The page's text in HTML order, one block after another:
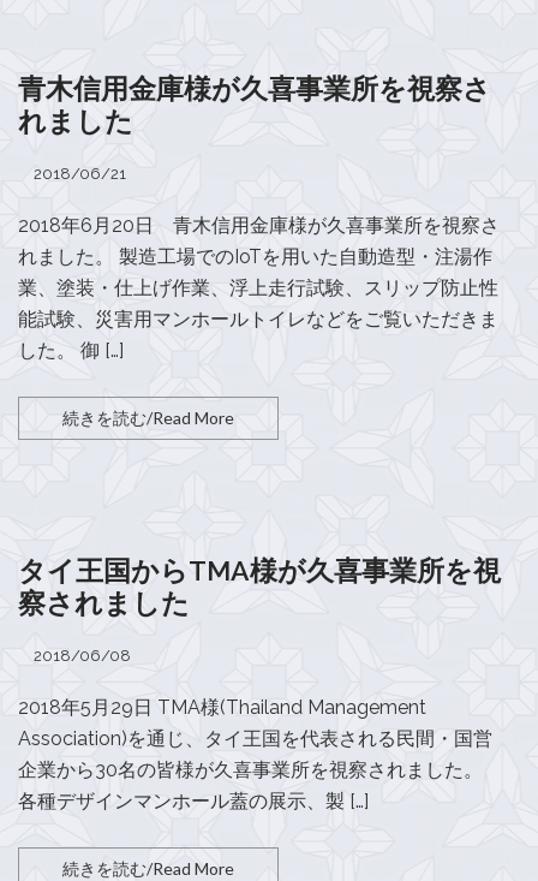
青木信用金庫様が久喜事業所を視察さ
れました
2018/06/21
2018年6月20日 青木信用金庫様が久喜事業所を視察さ
れました。 製造工場でのIoTを用いた自動造型・注湯作
業、塗装・仕上げ作業、浮上走行試験、スリップ防止性
能試験、災害用マンホールトイレなどをご覧いただきま
した。 御 […]
続きを読む/Read More
タイ王国からTMA様が久喜事業所を視
察されました
2018/06/08
2018年5月29日 TMA様(Thailand Management
Association)を通じ、タイ王国を代表される民間・国営
企業から30名の皆様が久喜事業所を視察されました。
各種デザインマンホール蓋の展示、製 […]
続きを読む/Read More